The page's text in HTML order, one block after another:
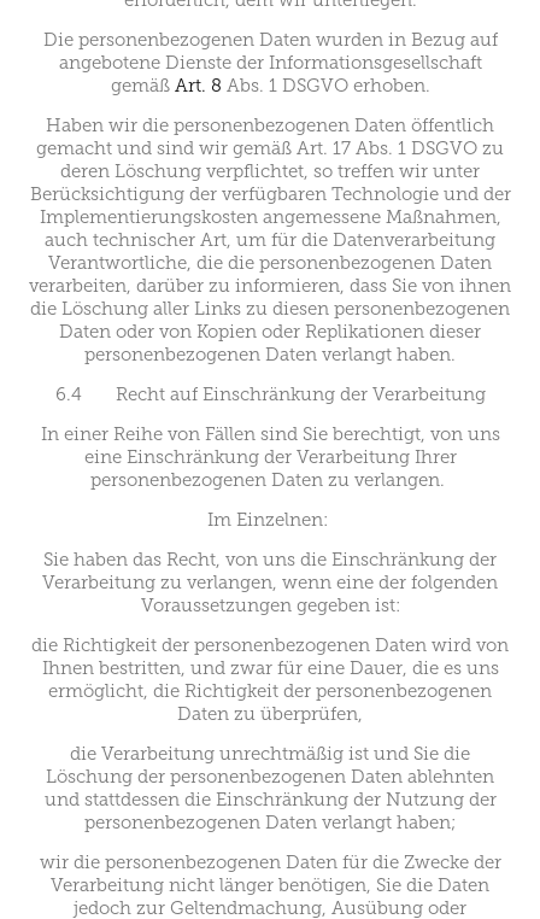
Die personenbezogenen Daten wurden in Bezug auf
angebotene Dienste der Informationsgesellschaft
gemäß Art. 8 Abs. 1 DSGVO erhoben.
Haben wir die personenbezogenen Daten öffentlich
gemacht und sind wir gemäß Art. 17 Abs. 1 DSGVO zu
deren Löschung verpflichtet, so treffen wir unter
Berücksichtigung der verfügbaren Technologie und der
Implementierungskosten angemessene Maßnahmen,
auch technischer Art, um für die Datenverarbeitung
Verantwortliche, die die personenbezogenen Daten
verarbeiten, darüber zu informieren, dass Sie von ihnen
die Löschung aller Links zu diesen personenbezogenen
Daten oder von Kopien oder Replikationen dieser
personenbezogenen Daten verlangt haben.
6.4 Recht auf Einschränkung der Verarbeitung
In einer Reihe von Fällen sind Sie berechtigt, von uns
eine Einschränkung der Verarbeitung Ihrer
personenbezogenen Daten zu verlangen.
Im Einzelnen:
Sie haben das Recht, von uns die Einschränkung der
Verarbeitung zu verlangen, wenn eine der folgenden
Voraussetzungen gegeben ist:
die Richtigkeit der personenbezogenen Daten wird von
Ihnen bestritten, und zwar für eine Dauer, die es uns
ermöglicht, die Richtigkeit der personenbezogenen
Daten zu überprüfen,
die Verarbeitung unrechtmäßig ist und Sie die
Löschung der personenbezogenen Daten ablehnten
und stattdessen die Einschränkung der Nutzung der
personenbezogenen Daten verlangt haben;
wir die personenbezogenen Daten für die Zwecke der
Verarbeitung nicht länger benötigen, Sie die Daten
jedoch zur Geltendmachung, Ausübung oder